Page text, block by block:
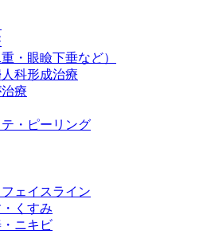
・眼瞼下垂など）
科形成治療
療
・ピーリング
ェイスライン
くすみ
ニキビ